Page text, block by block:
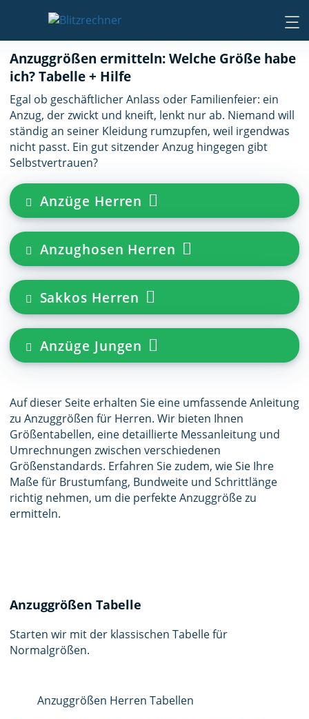
Anzuggrößen ermitteln: Welche Größe habe
ich? Tabelle + Hilfe
Egal ob geschäftlicher Anlass oder Familienfeier: ein
Anzug, der zwickt und kneift, lenkt nur ab. Niemand will
ständig an seiner Kleidung rumzupfen, weil irgendwas
nicht passt. Ein gut sitzender Anzug hingegen gibt
Selbstvertrauen?
Anzüge Herren
Anzughosen Herren
Sakkos Herren
Anzüge Jungen
Auf dieser Seite erhalten Sie eine umfassende Anleitung
zu Anzuggrößen für Herren. Wir bieten Ihnen
Größentabellen, eine detaillierte Messanleitung und
Umrechnungen zwischen verschiedenen
Größenstandards. Erfahren Sie zudem, wie Sie Ihre
Maße für Brustumfang, Bundweite und Schrittlänge
richtig nehmen, um die perfekte Anzuggröße zu
ermitteln.
Anzuggrößen Tabelle
Starten wir mit der klassischen Tabelle für
Normalgrößen.
Anzuggrößen Herren Tabellen